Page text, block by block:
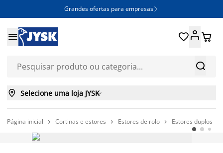
Grandes ofertas para empresas 


 
 Selecione uma loja JYSK
Página inicial  Cortinas e estores  Estores de rolo  Estores duplos